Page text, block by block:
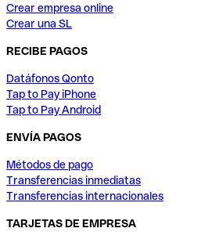
Crear empresa online
Crear una SL
RECIBE PAGOS
Datáfonos Qonto
Tap to Pay iPhone
Tap to Pay Android
ENVÍA PAGOS
Métodos de pago
Transferencias inmediatas
Transferencias internacionales
TARJETAS DE EMPRESA